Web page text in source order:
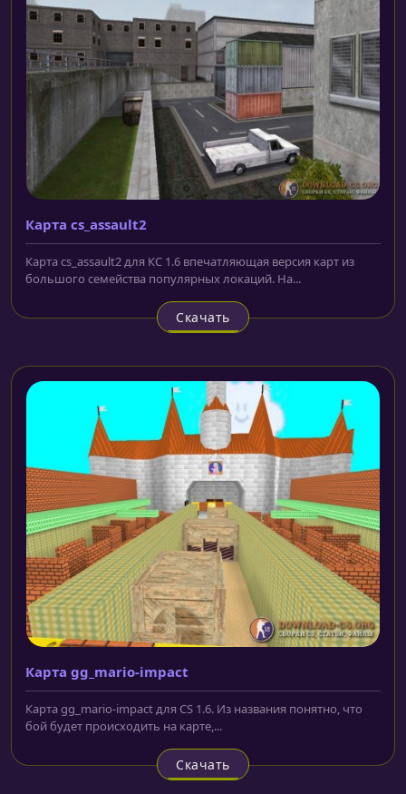
Карта cs_assault2
Карта cs_assault2 для КС 1.6 впечатляющая версия карт из
большого семейства популярных локаций. На...
Скачать
Карта gg_mario-impact
Карта gg_mario-impact для CS 1.6. Из названия понятно, что
бой будет происходить на карте,...
Скачать